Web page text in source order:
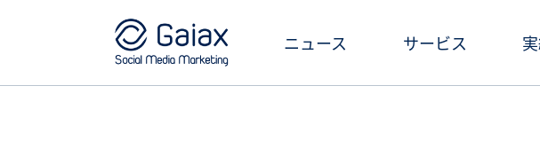
ニュース サービス